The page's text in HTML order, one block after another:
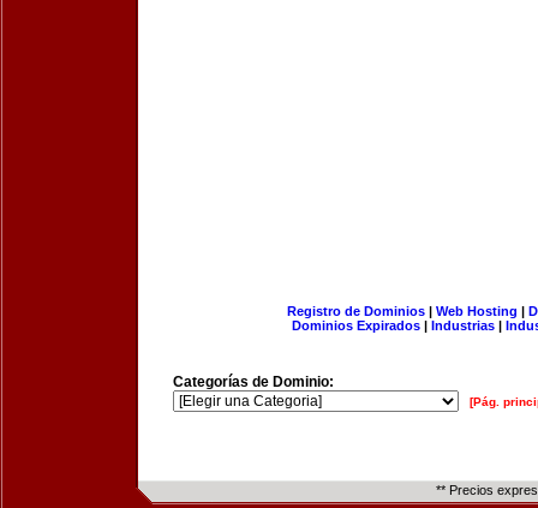
Registro de Dominios| Web Hosting |
Dominios Expirados | Industrias |
Categorías de Dominio:
[Pág.
** Precios